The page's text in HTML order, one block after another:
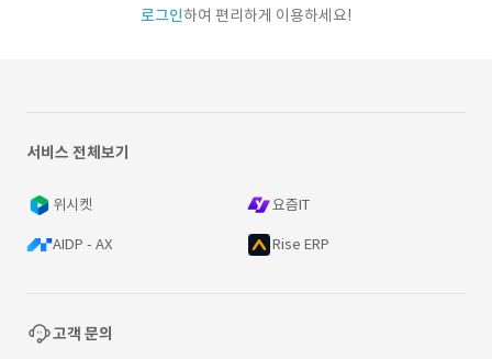
로그인하여 편리하게 이용하세요!
서비스 전체보기
위시켓 요즘IT
AIDP - AX Rise ERP
고객 문의